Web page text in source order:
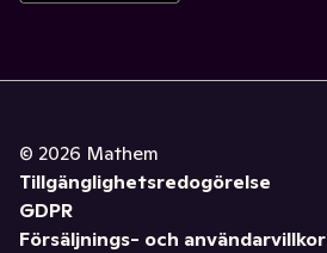
© 2026 Mathem
Tillgänglighetsredogörelse
GDPR
Försäljnings- och användarvillkor